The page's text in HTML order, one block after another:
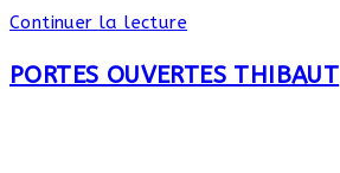
Continuer la lecture
PORTES OUVERTES THIBAUT